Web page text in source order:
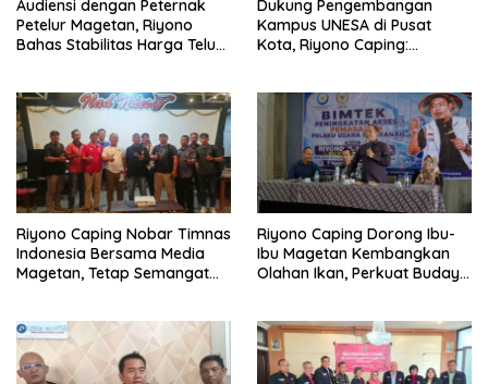
Audiensi dengan Peternak
Petelur Magetan, Riyono
Bahas Stabilitas Harga Telur
Dukung Pengembangan
Kampus UNESA di Pusat
Kota, Riyono Caping:
Riyono Caping Nobar Timnas
Indonesia Bersama Media
Magetan, Tetap Semangat
Riyono Caping Dorong Ibu-
Ibu Magetan Kembangkan
Olahan Ikan, Perkuat Budaya